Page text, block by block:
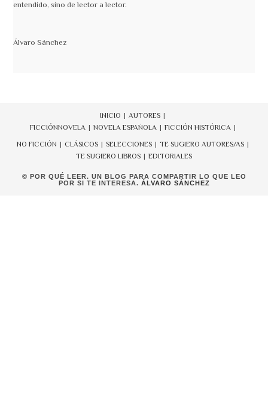
entendido, sino de lector a lector.
Álvaro Sánchez
INICIO
AUTORES
FICCIÓNNOVELA NOVELA ESPAÑOLA
FICCIÓN HISTÓRICA
NO FICCIÓN
CLÁSICOS SELECCIONES
TE SUGIERO AUTORES/AS
TE SUGIERO LIBROS
EDITORIALES
© POR QUÉ LEER. UN BLOG PARA COMPARTIR LO QUE LEO
POR SI TE INTERESA. ÁLVARO SÁNCHEZ